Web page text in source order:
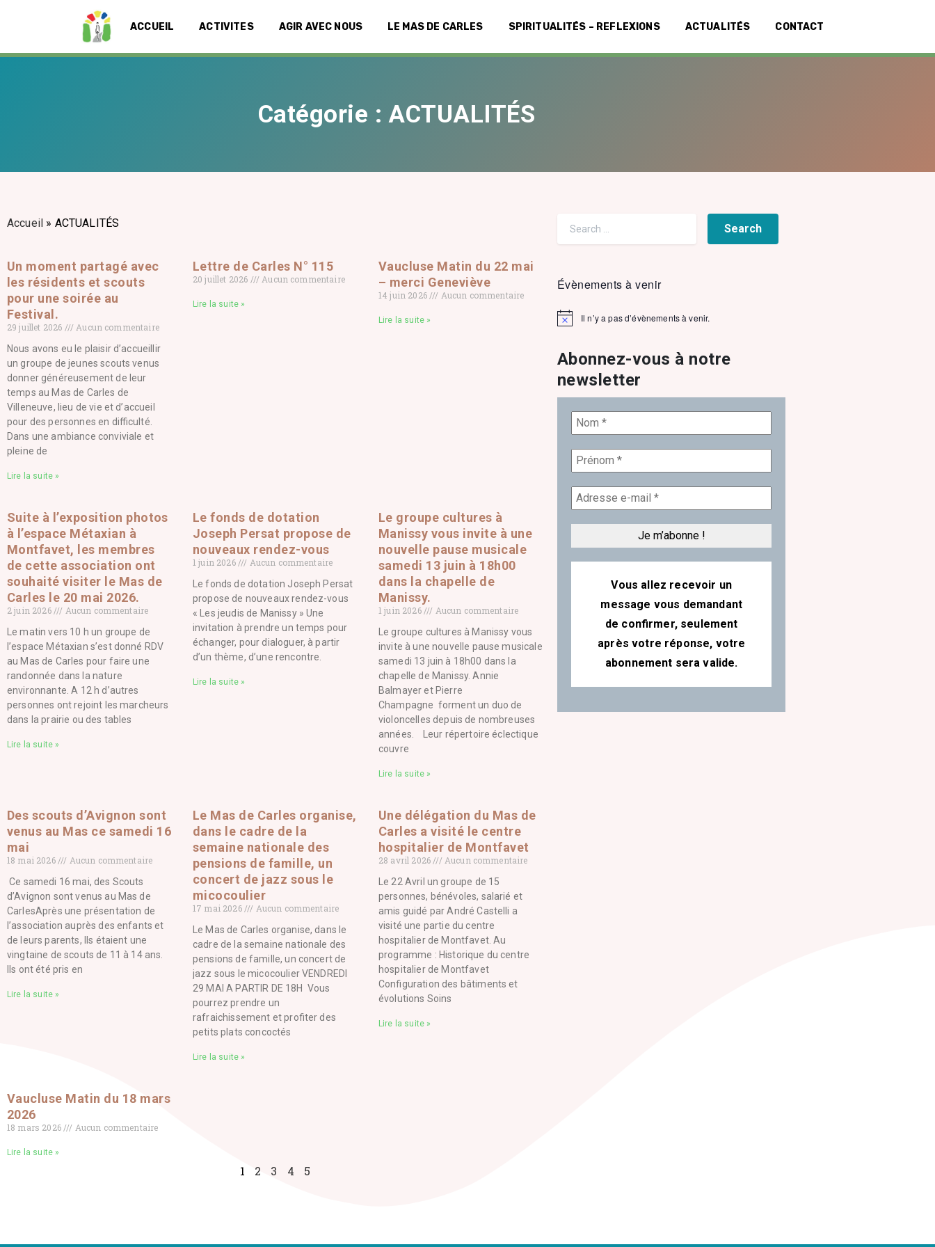
ACCUEIL ACTIVITES AGIR AVEC NOUS LE MAS DE CARLES SPIRITUALITÉS – REFLEXIONS ACTUALITÉS CONTACT
Catégorie : ACTUALITÉS
Accueil » ACTUALITÉS
Un moment partagé avec
les résidents et scouts
pour une soirée au
Festival.
29 juillet 2026
Aucun commentaire
Nous avons eu le plaisir d’accueillir
un groupe de jeunes scouts venus
donner généreusement de leur
temps au Mas de Carles de
Villeneuve, lieu de vie et d’accueil
pour des personnes en difficulté.
Dans une ambiance conviviale et
pleine de
Lire la suite »
Lettre de Carles N° 115
20 juillet 2026 Aucun commentaire
Lire la suite »
Vaucluse Matin du 22 mai
– merci Geneviève
14 juin 2026 Aucun commentaire
Lire la suite »
Suite à l’exposition photos
à l’espace Métaxian à
Montfavet, les membres
de cette association ont
souhaité visiter le Mas de
Carles le 20 mai 2026.
2 juin 2026
Aucun commentaire
Le matin vers 10 h un groupe de
l’espace Métaxian s’est donné RDV
au Mas de Carles pour faire une
randonnée dans la nature
environnante. A 12 h d’autres
personnes ont rejoint les marcheurs
dans la prairie ou des tables
Lire la suite »
Le fonds de dotation
Joseph Persat propose de
nouveaux rendez-vous
1 juin 2026
Aucun commentaire
Le fonds de dotation Joseph Persat
propose de nouveaux rendez-vous
« Les jeudis de Manissy » Une
invitation à prendre un temps pour
échanger, pour dialoguer, à partir
d’un thème, d’une rencontre.
Lire la suite »
Le groupe cultures à
Manissy vous invite à une
nouvelle pause musicale
samedi 13 juin à 18h00
dans la chapelle de
Manissy.
1 juin 2026
Aucun commentaire
Le groupe cultures à Manissy vous
invite à une nouvelle pause musicale
samedi 13 juin à 18h00 dans la
chapelle de Manissy. Annie
Balmayer et Pierre
Champagne forment un duo de
violoncelles depuis de nombreuses
années. Leur répertoire éclectique
couvre
Lire la suite »
Des scouts d’Avignon sont
venus au Mas ce samedi 16
mai
18 mai 2026
Aucun commentaire
Ce samedi 16 mai, des Scouts
d’Avignon sont venus au Mas de
CarlesAprès une présentation de
l’association auprès des enfants et
de leurs parents, Ils étaient une
vingtaine de scouts de 11 à 14 ans.
Ils ont été pris en
Lire la suite »
Le Mas de Carles organise,
dans le cadre de la
semaine nationale des
pensions de famille, un
concert de jazz sous le
micocoulier
17 mai 2026
Aucun commentaire
Le Mas de Carles organise, dans le
cadre de la semaine nationale des
pensions de famille, un concert de
jazz sous le micocoulier VENDREDI
29 MAI A PARTIR DE 18H Vous
pourrez prendre un
rafraichissement et profiter des
petits plats concoctés
Lire la suite »
Une délégation du Mas de
Carles a visité le centre
hospitalier de Montfavet
28 avril 2026
Aucun commentaire
Le 22 Avril un groupe de 15
personnes, bénévoles, salarié et
amis guidé par André Castelli a
visité une partie du centre
hospitalier de Montfavet. Au
programme : Historique du centre
hospitalier de Montfavet
Configuration des bâtiments et
évolutions Soins
Lire la suite »
Vaucluse Matin du 18 mars
2026
18 mars 2026 Aucun commentaire
Lire la suite »
1 2 3 4 5
Évènements à venir
Notice Il n’y a pas d’évènements à venir.
Abonnez-vous à notre
newsletter
Vous allez recevoir un
message vous demandant
de confirmer, seulement
après votre réponse, votre
abonnement sera valide.